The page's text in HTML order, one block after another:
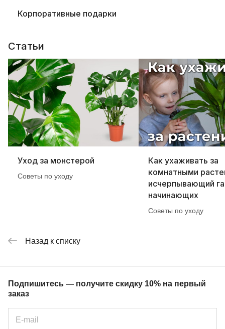
Корпоративные подарки
Статьи
Уход за монстерой
Советы по уходу
Как ухаживать за
комнатными
исчерпывающий
начинающих
Советы по уходу
Назад к списку
Подпишитесь — получите скидку 10% на первый
заказ